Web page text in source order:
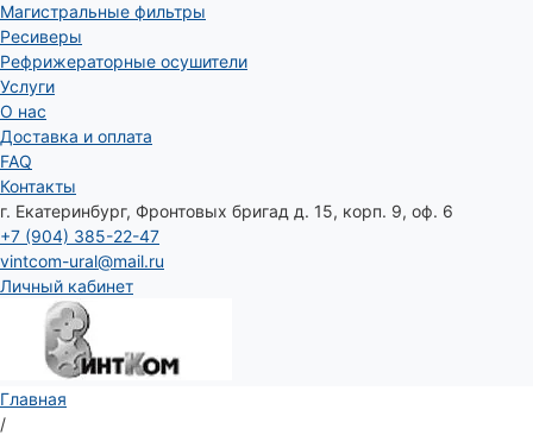
Магистральные фильтры
Ресиверы
Рефрижераторные осушители
Услуги
О нас
Доставка и оплата
FAQ
Контакты
г. Екатеринбург, Фронтовых бригад д. 15, корп. 9, оф. 6
+7 (904) 385-22-47
vintcom-ural@mail.ru
Личный кабинет
Главная
/